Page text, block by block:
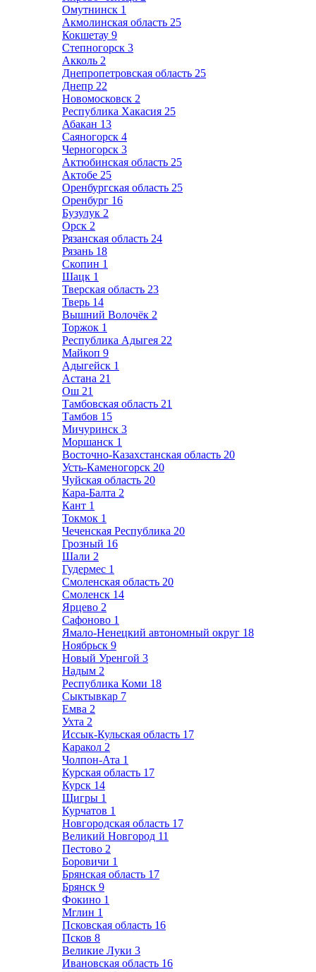
Омутнинск 1
Акмолинская область 25
Кокшетау 9
Степногорск 3
Акколь 2
Днепропетровская область 25
Днепр 22
Новомосковск 2
Республика Хакасия 25
Абакан 13
Саяногорск 4
Черногорск 3
Актюбинская область 25
Актобе 25
Оренбургская область 25
Оренбург 16
Бузулук 2
Орск 2
Рязанская область 24
Рязань 18
Скопин 1
Шацк 1
Тверская область 23
Тверь 14
Вышний Волочёк 2
Торжок 1
Республика Адыгея 22
Майкоп 9
Адыгейск 1
Астана 21
Ош 21
Тамбовская область 21
Тамбов 15
Мичуринск 3
Моршанск 1
Восточно-Казахстанская область 20
Усть-Каменогорск 20
Чуйская область 20
Кара-Балта 2
Кант 1
Токмок 1
Чеченская Республика 20
Грозный 16
Шали 2
Гудермес 1
Смоленская область 20
Смоленск 14
Ярцево 2
Сафоново 1
Ямало-Ненецкий автономный округ 18
Ноябрьск 9
Новый Уренгой 3
Надым 2
Республика Коми 18
Сыктывкар 7
Емва 2
Ухта 2
Иссык-Кульская область 17
Каракол 2
Чолпон-Ата 1
Курская область 17
Курск 14
Щигры 1
Курчатов 1
Новгородская область 17
Великий Новгород 11
Пестово 2
Боровичи 1
Брянская область 17
Брянск 9
Фокино 1
Мглин 1
Псковская область 16
Псков 8
Великие Луки 3
Ивановская область 16